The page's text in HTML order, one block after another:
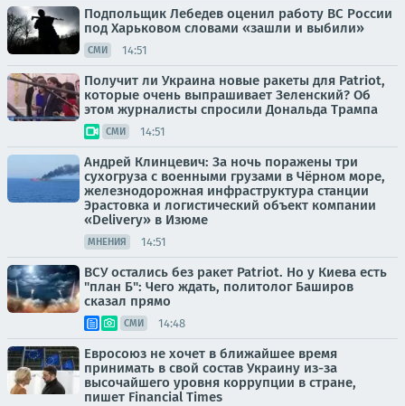
Подпольщик Лебедев оценил работу ВС России
под Харьковом словами «зашли и выбили»
СМИ 14:51
Получит ли Украина новые ракеты для Patriot,
которые очень выпрашивает Зеленский? Об
этом журналисты спросили Дональда Трампа
СМИ 14:51
Андрей Клинцевич: За ночь поражены три
сухогруза с военными грузами в Чёрном море,
железнодорожная инфраструктура станции
Эрастовка и логистический объект компании
«Delivery» в Изюме
МНЕНИЯ 14:51
ВСУ остались без ракет Patriot. Но у Киева есть
"план Б": Чего ждать, политолог Баширов
сказал прямо
СМИ 14:48
Евросоюз не хочет в ближайшее время
принимать в свой состав Украину из-за
высочайшего уровня коррупции в стране,
пишет Financial Times